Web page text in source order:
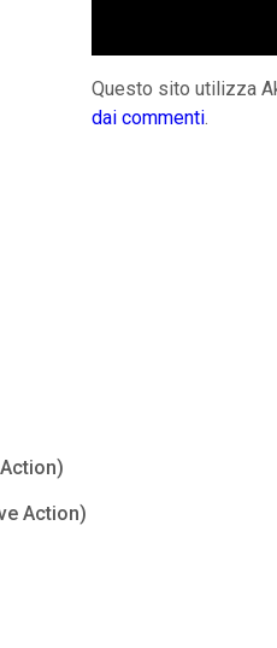
Action)
Questo sito utilizza
dai commenti.